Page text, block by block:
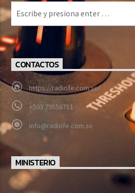
CONTACTOS
https://radiofe.com.sv/
+503 79556711
info@radiofe.com.sv
MINISTERIO